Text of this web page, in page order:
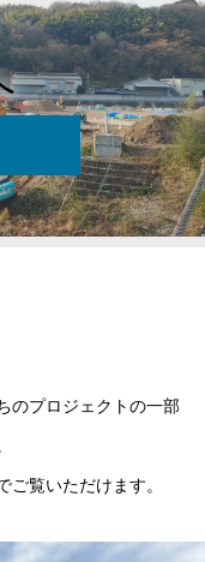
のプロジェクトの一部
覧いただけます。